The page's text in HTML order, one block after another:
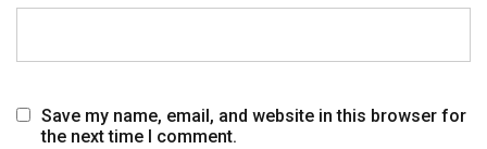
Save my name, email, and website in this browser for
the next time I comment.